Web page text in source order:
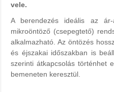
vele.
A berendezés ideális az ár-
mikroöntöző (csepegtető)
alkalmazható. Az öntözés
és éjszakaiidőszakban is
szerinti átkapcsolás történhet
bemeneten keresztül.